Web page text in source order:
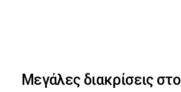
navigation
Μεγάλες διακρίσεις στο